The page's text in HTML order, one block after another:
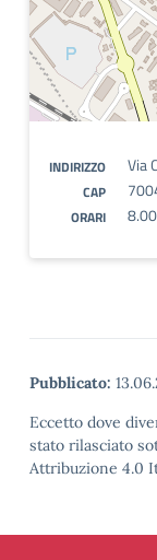
INDIRIZZO Via
CAP
ORARI
Pubblicato:
Eccetto dove
stato rilasciato
Attribuzione 4.0